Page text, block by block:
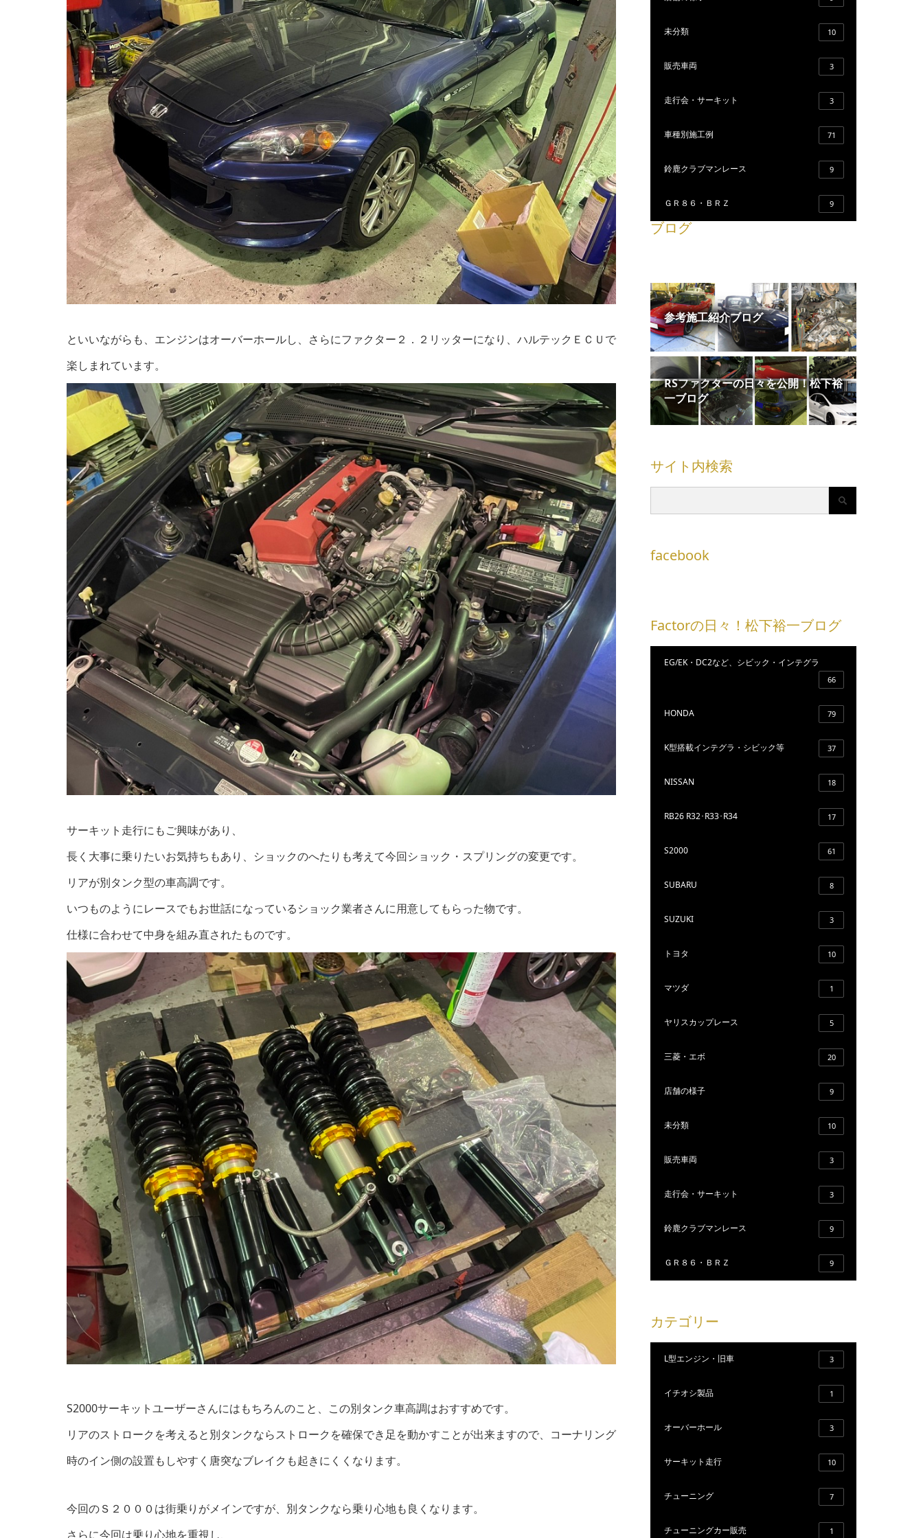
といいながらも、エンジンはオーバーホールし、さらにファクター２．２リッターになり、ハルテックＥＣＵで
楽しまれています。
サーキット走行にもご興味があり、
長く大事に乗りたいお気持ちもあり、ショックのへたりも考えて今回ショック・スプリングの変更です。
リアが別タンク型の車高調です。
いつものようにレースでもお世話になっているショック業者さんに用意してもらった物です。
仕様に合わせて中身を組み直されたものです。
S2000サーキットユーザーさんにはもちろんのこと、この別タンク車高調はおすすめです。
リアのストロークを考えると別タンクならストロークを確保でき足を動かすことが出来ますので、コーナリング
時のイン側の設置もしやすく唐突なブレイクも起きにくくなります。
今回のＳ２０００は街乗りがメインですが、別タンクなら乗り心地も良くなります。
さらに今回は乗り心地を重視し、
未分類 10
販売車両 3
走行会・サーキット 3
車種別施工例 71
鈴鹿クラブマンレース 9
ＧＲ８６・ＢＲＺ 9
ブログ
参考施工紹介ブログ
RSファクターの日々を公開！松下裕
一ブログ
サイト内検索
facebook
Factorの日々！松下裕一ブログ
EG/EK・DC2など、シビック・インテグラ
66
HONDA 79
K型搭載インテグラ・シビック等 37
NISSAN 18
RB26 R32･R33･R34 17
S2000 61
SUBARU 8
SUZUKI 3
トヨタ 10
マツダ 1
ヤリスカップレース 5
三菱・エボ 20
店舗の様子 9
未分類 10
販売車両 3
走行会・サーキット 3
鈴鹿クラブマンレース 9
ＧＲ８６・ＢＲＺ 9
カテゴリー
L型エンジン・旧車 3
イチオシ製品 1
オーバーホール 3
サーキット走行 10
チューニング 7
チューニングカー販売 1